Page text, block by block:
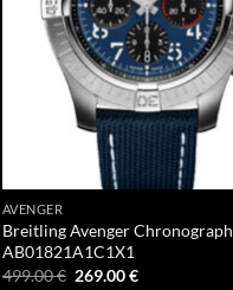
AVENGER
Breitling Avenger Chronograph
AB01821A1C1X1
499.00€ Ursprünglicher
269.00€Aktueller